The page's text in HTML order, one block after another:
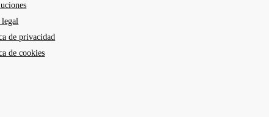
de privacidad
de cookies